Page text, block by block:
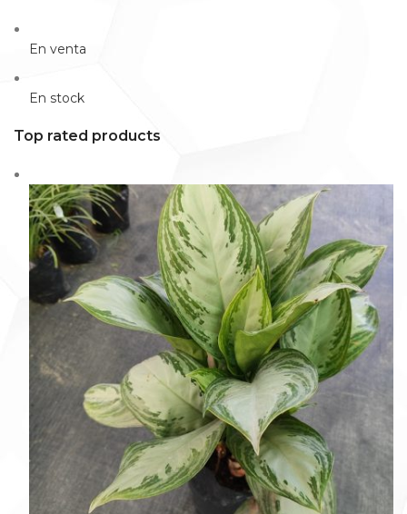
En venta
En stock
Top rated products